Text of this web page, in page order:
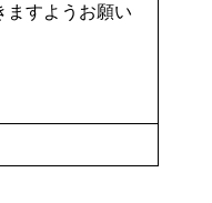
ますようお願い